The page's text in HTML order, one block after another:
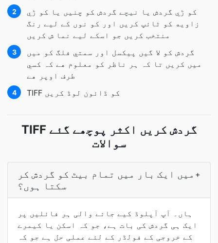
2
کو ڑي گردش يا نيچے گردش کو چنيں يا کو ڑي
زاويه کو ٹائپ کريں اور کو نوں کے ليے رنگ
منتخب کريں جو اسکے ليے نما ش کريں
3
گردش کو لا گيں پيکسل اور سمتي فلگ کو ميں
ميں کريں تا کہ ہر ناظر کو معلوم هے کہ کسي
طرف اوپر هے
4 TIFF کو ڈائون لوڈ کریں
TIFF گردش کریں اکثر پوچھے گئے
سوالات
میں ایک بار میں تمام بیٹ کو گردش کر
سکتا ہوں؟
+
ہاں۔ آپ آپلوڈ کیے جانے والی ہر فائلیں پر
ایک ہی گردش کی بات ہے، جو کہ اسکن یا کیمرے
کے خروجی کے فولڈر کے لئے عملی حل ہے جو کہ